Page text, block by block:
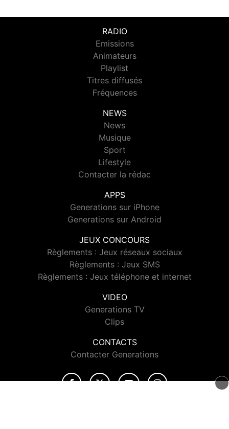
RADIO
Emissions
Animateurs
Playlist
Titres diffusés
Fréquences
NEWS
News
Musique
Sport
Lifestyle
Contacter la rédac
APPS
Generations sur iPhone
Generations sur Android
JEUX CONCOURS
Règlements : Jeux réseaux sociaux
Règlements : Jeux SMS
Règlements : Jeux téléphone et internet
VIDEO
Generations TV
Clips
CONTACTS
Contacter Generations